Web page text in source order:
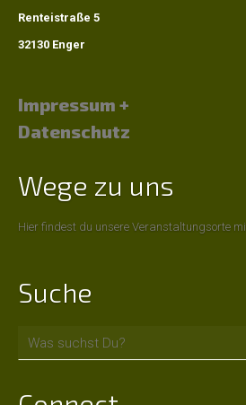
Jugend
Gruppe
Aktionen
Gemeindefreizeit
Ladiesday
Renteistraße 5
32130 Enger
Impressum +
Datenschutz
Wege zu uns
Hier findest du unsere Veranstaltungsorte
Suche